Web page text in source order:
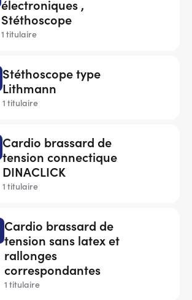
électroniques ,
Stéthoscope
1 titulaire
Stéthoscope type
Lithmann
1 titulaire
Cardio brassard de
tension connectique
DINACLICK
1 titulaire
Cardio brassard de
tension sans latex et
rallonges
correspondantes
1 titulaire